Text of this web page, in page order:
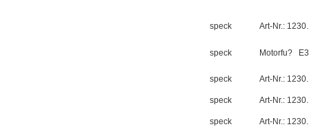
speck Art-Nr.:
speck Motorfu?
speck Art-Nr.:
speck Art-Nr.:
speck Art-Nr.: